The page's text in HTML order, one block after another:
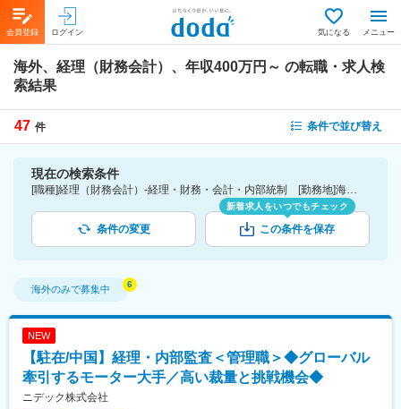
会員登録 ログイン 気になる メニュー
海外、経理（財務会計）、年収400万円～ の転職・求人検
索結果
47 件 条件で並び替え
現在の検索条件
[職種]経理（財務会計）-経理・財務・会計・内部統制 [勤務地]海外 [年収]400万円～
条件の変更
新着求人をいつでもチェック
この条件を保存
海外のみで募集中
NEW
【駐在/中国】経理・内部監査＜管理職＞◆グローバル
牽引するモーター大手／高い裁量と挑戦機会◆
ニデック株式会社